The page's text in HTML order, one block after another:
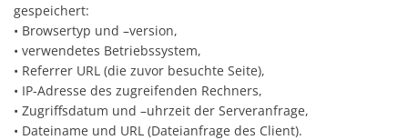
gespeichert:
• Browsertyp und –version,
• verwendetes Betriebssystem,
• Referrer URL (die zuvor besuchte Seite),
• IP-Adresse des zugreifenden Rechners,
• Zugriffsdatum und –uhrzeit der Serveranfrage,
• Dateiname und URL (Dateianfrage des Client).